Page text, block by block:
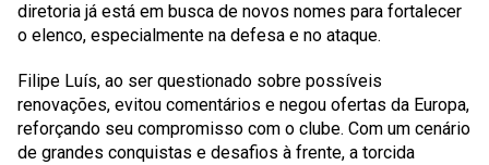
diretoria já está em busca de novos nomes para fortalecer
o elenco, especialmente na defesa e no ataque.
Filipe Luís, ao ser questionado sobre possíveis
renovações, evitou comentários e negou ofertas da Europa,
reforçando seu compromisso com o clube. Com um cenário
de grandes conquistas e desafios à frente, a torcida